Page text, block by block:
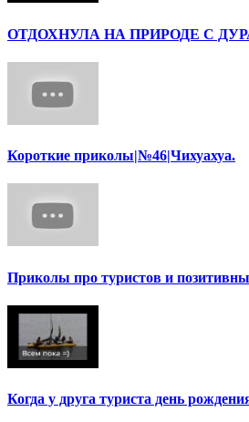
ОТДОХНУЛА НА ПРИРОДЕ С
Короткие приколы|№46|Чихуахуа.
Приколы про туристов и
Когда у друга туриста день